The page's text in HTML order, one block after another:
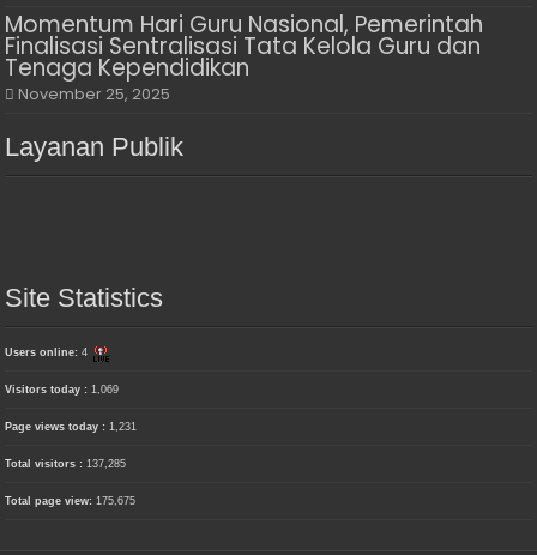
Momentum Hari Guru Nasional, Pemerintah
Finalisasi Sentralisasi Tata Kelola Guru dan
Tenaga Kependidikan
November 25, 2025
Layanan Publik
Site Statistics
Users online:4
Visitors today :1,069
Page views today :1,231
Total visitors :137,285
Total page view:175,675